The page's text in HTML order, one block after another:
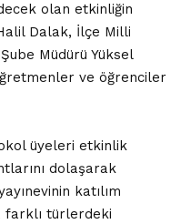
olan etkinliğin
Dalak, İlçe Milli
Müdürü Yüksel
ve öğrenciler
üyeleri etkinlik
dolaşarak
katılım
farklı türlerdeki